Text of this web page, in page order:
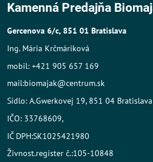
Kamenná Predajňa
Gercenova 6/c, 851 01 Bratislava
Ing. Mária Krčmáriková
mobil: +421 905 657 169
mail:biomajak@centrum.sk
Sídlo: A.Gwerkovej 19, 851 04 Bratislava
IČO: 33768609,
IČ DPH:SK1025421980
Živnost.register č.:105-10848